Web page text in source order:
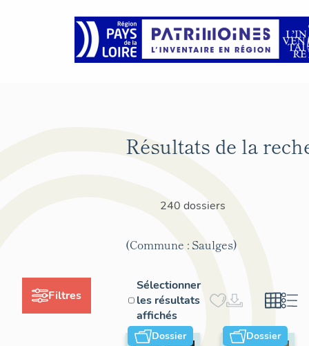
Filtres
Résultats de la
240 dossiers
(Commune : Saulges)
Sélectionner
les résultats
affichés
Dossier Dossier